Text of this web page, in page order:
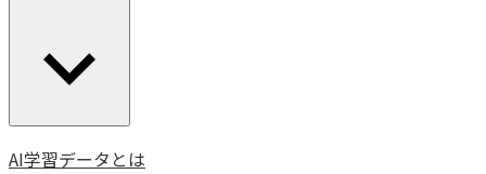
AI学習データとは